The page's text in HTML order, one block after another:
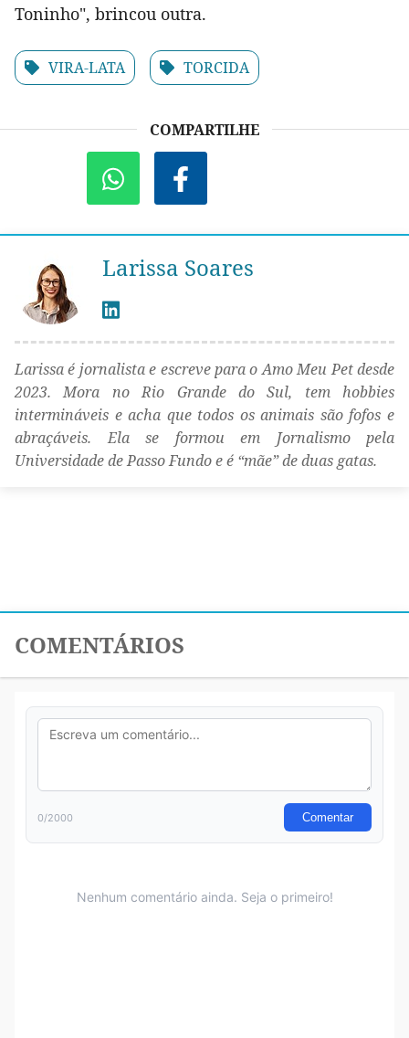
Toninho", brincou outra.
VIRA-LATA TORCIDA
COMPARTILHE
Larissa Soares
Larissa é jornalista e escreve para o Amo Meu Pet desde
2023. Mora no Rio Grande do Sul, tem hobbies
intermináveis e acha que todos os animais são fofos e
abraçáveis. Ela se formou em Jornalismo pela
Universidade de Passo Fundo e é “mãe” de duas gatas.
COMENTÁRIOS